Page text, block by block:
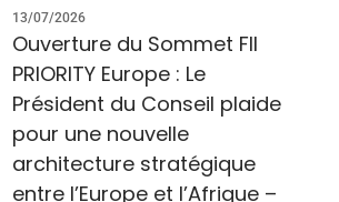
13/07/2026
Ouverture du Sommet FII
PRIORITY Europe : Le
Président du Conseil plaide
pour une nouvelle
architecture stratégique
entre l’Europe et l’Afrique –